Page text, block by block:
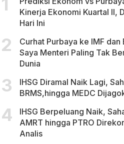
Kinerja Ekonomi Kuartal II,
Hari Ini
Curhat Purbaya ke IMF dan
Saya Menteri Paling Tak
Dunia
IHSG Diramal Naik Lagi,
BRMS,hingga MEDC
IHSG Berpeluang Naik,
AMRT hingga PTRO
Analis